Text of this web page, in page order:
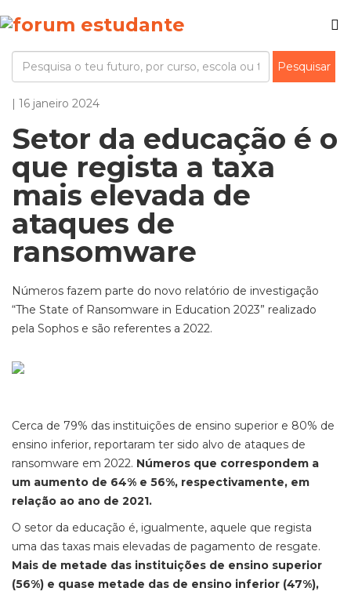
| 16 janeiro 2024
Setor da educação é o
que regista a taxa
mais elevada de
ataques de
ransomware
Números fazem parte do novo relatório de investigação
“The State of Ransomware in Education 2023” realizado
pela Sophos e são referentes a 2022.
Cerca de 79% das instituições de ensino superior e 80% de
ensino inferior, reportaram ter sido alvo de ataques de
ransomware em 2022. Números que correspondem a
um aumento de 64% e 56%, respectivamente, em
relação ao ano de 2021.
O setor da educação é, igualmente, aquele que regista
uma das taxas mais elevadas de pagamento de resgate.
Mais de metade das instituições de ensino superior
(56%) e quase metade das de ensino inferior (47%),